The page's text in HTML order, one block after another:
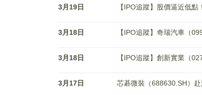
3月19日 【IPO追蹤】股價逼近低
3月18日 【IPO追蹤】奇瑞汽車（
3月18日 【IPO追蹤】創新實業（
3月17日 芯碁微裝（688630.SH）